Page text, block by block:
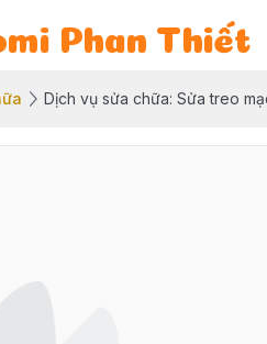
Phan Thiết
Dịch vụ sửa chữa: Sửa treo